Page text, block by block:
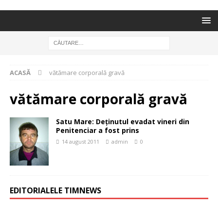
ACASĂ vătămare corporală gravă
vătămare corporală gravă
Satu Mare: Deţinutul evadat vineri din
Penitenciar a fost prins
14 august 2011 admin 0
EDITORIALELE TIMNEWS